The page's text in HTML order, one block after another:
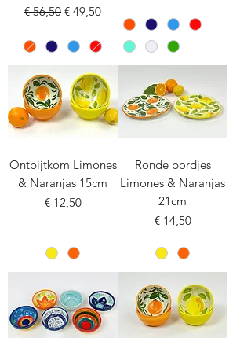
Normale prijs
€ 56,50 Verkoopprijs
€ 49,50
Ontbijtkom Limones
& Naranjas 15cm
Prijs
€ 12,50
Ronde bordjes
Limones & Naranjas
21cm
Prijs
€ 14,50